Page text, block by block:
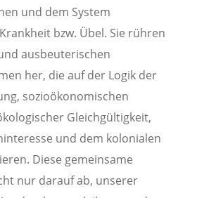
und dem System
bzw. Übel. Sie rühren
ausbeuterischen
her, die auf der Logik der
sozioökonomischen
Gleichgültigkeit,
und dem kolonialen
Diese gemeinsame
nur darauf ab, unserer